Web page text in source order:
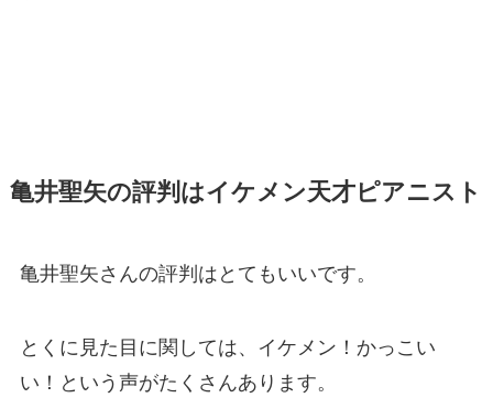
亀井聖矢の評判はイケメン天才ピアニスト
亀井聖矢さんの評判はとてもいいです。
とくに見た目に関しては、イケメン！かっこい
い！という声がたくさんあります。